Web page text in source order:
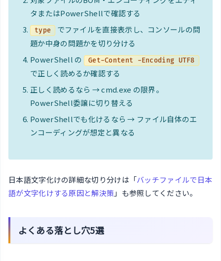
タまたはPowerShellで確認する
type
でファイルを直接表示し、コンソールの問
題か中身の問題かを切り分ける
PowerShell の
Get-Content -Encoding UTF8
で正しく読めるか確認する
正しく読めるなら → cmd.exe の限界。
PowerShell委譲に切り替える
PowerShellでも化けるなら → ファイル自体のエ
ンコーディングが想定と異なる
日本語文字化けの詳細な切り分けは「バッチファイルで日本
語が文字化けする原因と解決策 」も参照してください。
よくある落とし穴5選